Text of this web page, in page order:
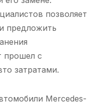
позволяет
предложить
прошел с
затратами.
Mercedes-